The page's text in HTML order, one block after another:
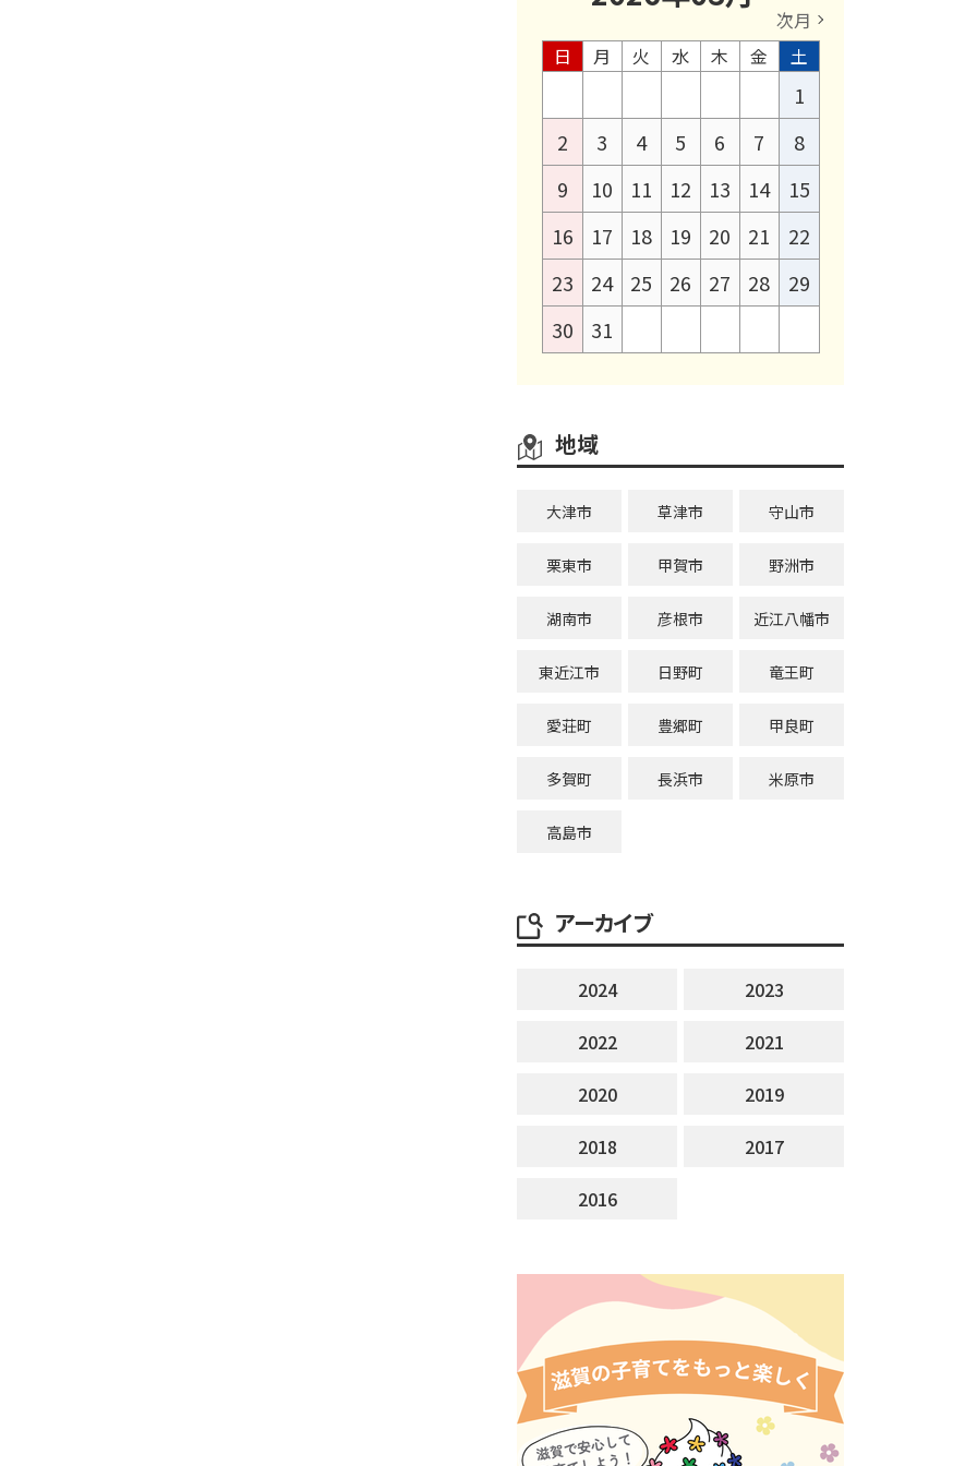
次月
日
月 火 水 木 金 土
1
2
3 4 5 6 7
8
9
10 11 12 13 14
15
16
17 18 19 20 21
22
23
24 25 26 27 28
29
30
31
地域
大津市 草津市 守山市
栗東市 甲賀市 野洲市
湖南市 彦根市 近江八幡市
東近江市 日野町 竜王町
愛荘町 豊郷町 甲良町
多賀町 長浜市 米原市
高島市
アーカイブ
2024
2023
2022
2021
2020
2019
2018
2017
2016